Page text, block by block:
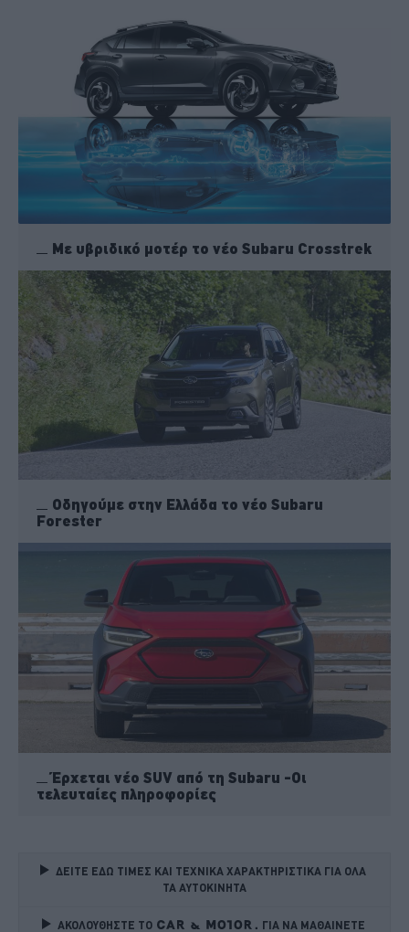
Με υβριδικό μοτέρ το νέο Subaru Crosstrek
Οδηγούμε στην Ελλάδα το νέο Subaru
Forester
Έρχεται νέο SUV από τη Subaru -Οι
τελευταίες πληροφορίες
ΔΕΙΤΕ ΕΔΩ ΤΙΜΕΣ ΚΑΙ ΤΕΧΝΙΚΑ ΧΑΡΑΚΤΗΡΙΣΤΙΚΑ ΓΙΑ ΟΛΑ
ΤΑ ΑΥΤΟΚΙΝΗΤΑ
ΑΚΟΛΟΥΘΗΣΤΕ ΤΟ
ΓΙΑ ΝΑ ΜΑΘΑΙΝΕΤΕ